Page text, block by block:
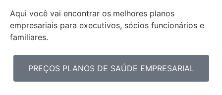
Aqui você vai encontrar os melhores planos
empresariais para executivos, sócios funcionários e
familiares.
PREÇOS PLANOS DE SAÚDE EMPRESARIAL